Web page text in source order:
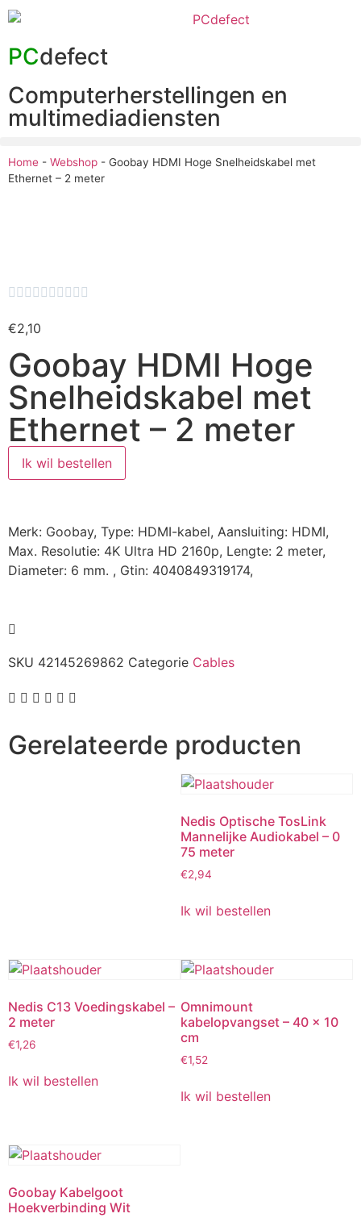
PCdefect
Computerherstellingen en
multimediadiensten
Home - Webshop - Goobay HDMI Hoge Snelheidskabel met
Ethernet – 2 meter
         
€2,10
Goobay HDMI Hoge
Snelheidskabel met
Ethernet – 2 meter
Ik wil bestellen
Merk: Goobay, Type: HDMI-kabel, Aansluiting: HDMI,
Max. Resolutie: 4K Ultra HD 2160p, Lengte: 2 meter,
Diameter: 6 mm. , Gtin: 4040849319174,
SKU 42145269862 Categorie Cables
Gerelateerde producten
Nedis Optische TosLink
Mannelijke Audiokabel – 0
75 meter
€2,94
Ik wil bestellen
Nedis C13 Voedingskabel –
2 meter
€1,26
Ik wil bestellen
Omnimount
kabelopvangset – 40 x 10
cm
€1,52
Ik wil bestellen
Goobay Kabelgoot
Hoekverbinding Wit